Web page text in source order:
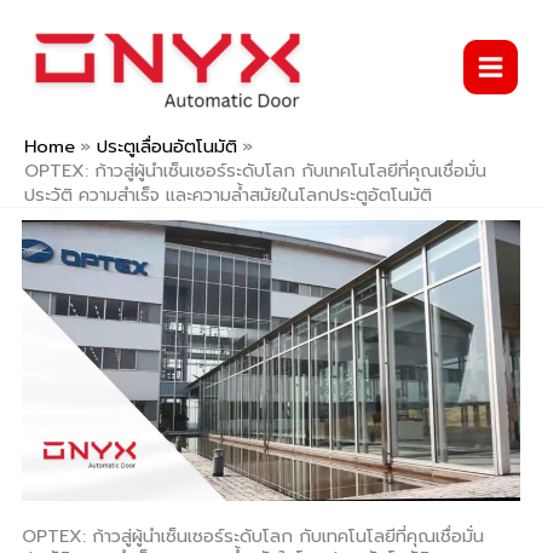
content
Home
ประตูเลื่อนอัตโนมัติ
OPTEX: ก้าวสู่ผู้นำเซ็นเซอร์ระดับโลก กับเทคโนโลยีที่คุณเชื่อมั่น
ประวัติ ความสำเร็จ และความล้ำสมัยในโลกประตูอัตโนมัติ
OPTEX: ก้าวสู่ผู้นำเซ็นเซอร์ระดับโลก กับเทคโนโลยีที่คุณเชื่อมั่น